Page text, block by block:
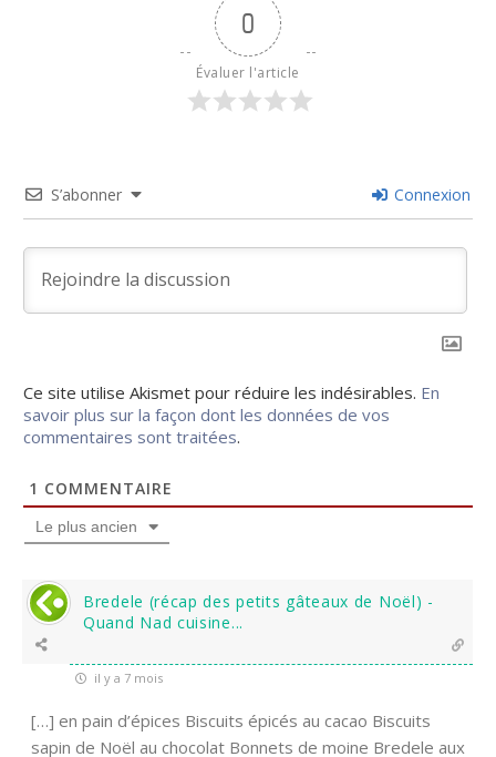
0
Évaluer l'article
S’abonner Connexion
Ce site utilise Akismet pour réduire les indésirables. En
savoir plus sur la façon dont les données de vos
commentaires sont traitées.
1 COMMENTAIRE
Le plus ancien
Bredele (récap des petits gâteaux de Noël) -
Quand Nad cuisine...
il y a 7 mois
[…] en pain d’épices Biscuits épicés au cacao Biscuits
sapin de Noël au chocolat Bonnets de moine Bredele aux